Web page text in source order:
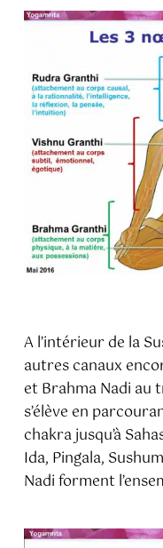
A l’intérieur de la
autres canaux
et Brahma Nadi au
s’élève en
chakra jusqu’à
Ida, Pingala,
Nadi forment